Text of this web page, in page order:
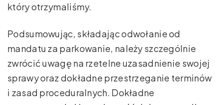
który otrzymaliśmy.
Podsumowując, składając odwołanie od
mandatu za parkowanie, należy szczególnie
zwrócić uwagę na rzetelne uzasadnienie swojej
sprawy oraz dokładne przestrzeganie terminów
i zasad proceduralnych. Dokładne